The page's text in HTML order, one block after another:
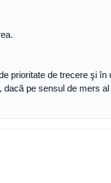
prioritate de trecere şi în
pe sensul de mers